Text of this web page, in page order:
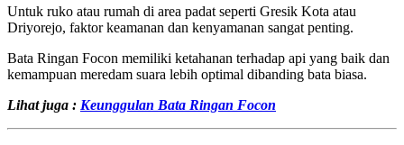
Untuk ruko atau rumah di area padat seperti Gresik Kota atau
Driyorejo, faktor keamanan dan kenyamanan sangat penting.
Bata Ringan Focon memiliki ketahanan terhadap api yang baik dan
kemampuan meredam suara lebih optimal dibanding bata biasa.
Lihat juga : Keunggulan Bata Ringan Focon